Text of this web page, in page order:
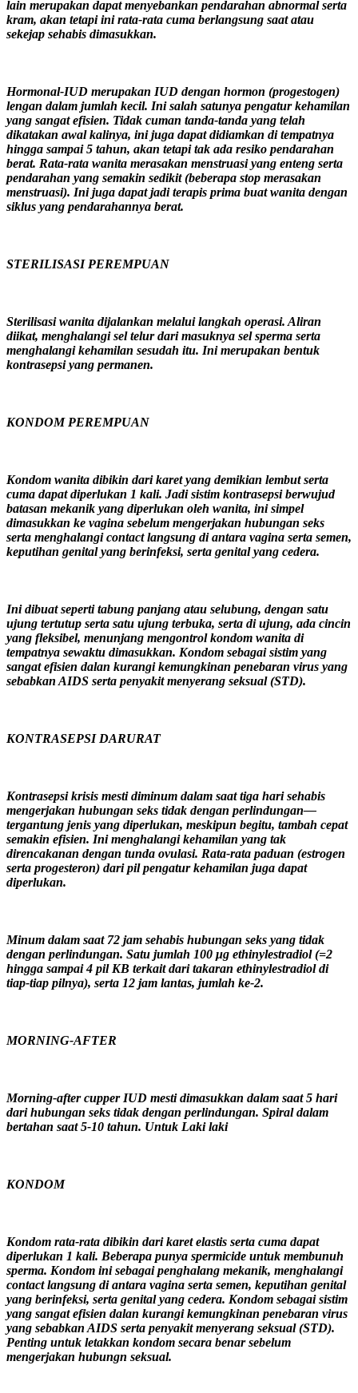
lain merupakan dapat menyebankan pendarahan abnormal serta
kram, akan tetapi ini rata-rata cuma berlangsung saat atau
sekejap sehabis dimasukkan.
Hormonal-IUD merupakan IUD dengan hormon (progestogen)
lengan dalam jumlah kecil. Ini salah satunya pengatur kehamilan
yang sangat efisien. Tidak cuman tanda-tanda yang telah
dikatakan awal kalinya, ini juga dapat didiamkan di tempatnya
hingga sampai 5 tahun, akan tetapi tak ada resiko pendarahan
berat. Rata-rata wanita merasakan menstruasi yang enteng serta
pendarahan yang semakin sedikit (beberapa stop merasakan
menstruasi). Ini juga dapat jadi terapis prima buat wanita dengan
siklus yang pendarahannya berat.
STERILISASI PEREMPUAN
Sterilisasi wanita dijalankan melalui langkah operasi. Aliran
diikat, menghalangi sel telur dari masuknya sel sperma serta
menghalangi kehamilan sesudah itu. Ini merupakan bentuk
kontrasepsi yang permanen.
KONDOM PEREMPUAN
Kondom wanita dibikin dari karet yang demikian lembut serta
cuma dapat diperlukan 1 kali. Jadi sistim kontrasepsi berwujud
batasan mekanik yang diperlukan oleh wanita, ini simpel
dimasukkan ke vagina sebelum mengerjakan hubungan seks
serta menghalangi contact langsung di antara vagina serta semen,
keputihan genital yang berinfeksi, serta genital yang cedera.
Ini dibuat seperti tabung panjang atau selubung, dengan satu
ujung tertutup serta satu ujung terbuka, serta di ujung, ada cincin
yang fleksibel, menunjang mengontrol kondom wanita di
tempatnya sewaktu dimasukkan. Kondom sebagai sistim yang
sangat efisien dalan kurangi kemungkinan penebaran virus yang
sebabkan AIDS serta penyakit menyerang seksual (STD).
KONTRASEPSI DARURAT
Kontrasepsi krisis mesti diminum dalam saat tiga hari sehabis
mengerjakan hubungan seks tidak dengan perlindungan—
tergantung jenis yang diperlukan, meskipun begitu, tambah cepat
semakin efisien. Ini menghalangi kehamilan yang tak
direncakanan dengan tunda ovulasi. Rata-rata paduan (estrogen
serta progesteron) dari pil pengatur kehamilan juga dapat
diperlukan.
Minum dalam saat 72 jam sehabis hubungan seks yang tidak
dengan perlindungan. Satu jumlah 100 μg ethinylestradiol (=2
hingga sampai 4 pil KB terkait dari takaran ethinylestradiol di
tiap-tiap pilnya), serta 12 jam lantas, jumlah ke-2.
MORNING-AFTER
Morning-after cupper IUD mesti dimasukkan dalam saat 5 hari
dari hubungan seks tidak dengan perlindungan. Spiral dalam
bertahan saat 5-10 tahun. Untuk Laki laki
KONDOM
Kondom rata-rata dibikin dari karet elastis serta cuma dapat
diperlukan 1 kali. Beberapa punya spermicide untuk membunuh
sperma. Kondom ini sebagai penghalang mekanik, menghalangi
contact langsung di antara vagina serta semen, keputihan genital
yang berinfeksi, serta genital yang cedera. Kondom sebagai sistim
yang sangat efisien dalan kurangi kemungkinan penebaran virus
yang sebabkan AIDS serta penyakit menyerang seksual (STD).
Penting untuk letakkan kondom secara benar sebelum
mengerjakan hubungn seksual.